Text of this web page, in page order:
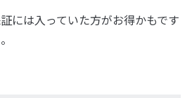
には入っていた方がお得かもです